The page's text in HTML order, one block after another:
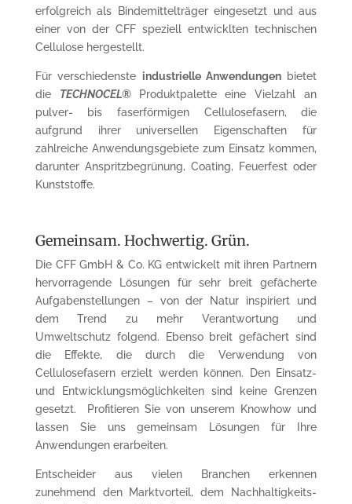
erfolgreich als Bindemittelträger eingesetzt und aus
einer von der CFF speziell entwicklten technischen
Cellulose hergestellt.
Für verschiedenste industrielle Anwendungenbietet
die TECHNOCEL®
Produktpalette eine Vielzahl an
pulver- bis faserförmigen Cellulosefasern, die
aufgrund ihrer universellen Eigenschaften für
zahlreiche Anwendungsgebiete zum Einsatz kommen,
darunter Anspritzbegrünung, Coating, Feuerfest oder
Kunststoffe.
Gemeinsam. Hochwertig. Grün.
Die CFF GmbH & Co. KG entwickelt mit ihren Partnern
hervorragende Lösungen für sehr breit gefächerte
Aufgabenstellungen – von der Natur inspiriert und
dem Trend zu mehr Verantwortung und
Umweltschutz folgend. Ebenso breit gefächert sind
die Effekte, die durch die Verwendung von
Cellulosefasern erzielt werden können. Den Einsatz-
und Entwicklungsmöglichkeiten sind keine Grenzen
gesetzt. Profitieren Sie von unserem Knowhow und
lassen Sie uns gemeinsam Lösungen für Ihre
Anwendungen erarbeiten.
Entscheider aus vielen Branchen erkennen
zunehmend den Marktvorteil, dem Nachhaltigkeits-